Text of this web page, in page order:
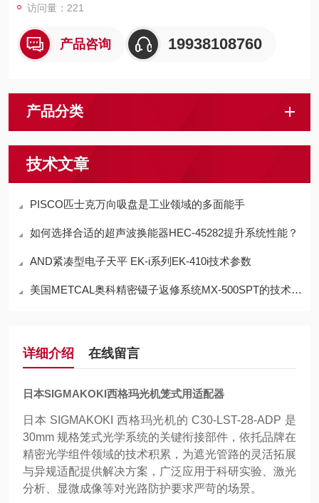
访问量：221
产品咨询 19938108760
产品分类
技术文章
PISCO匹士克​万向吸盘是工业领域的多面能手​
如何选择合适的超声波换能器HEC-45282提升系统性能？
AND紧凑型电子天平 EK-i系列EK-410i技术参数
美国METCAL奥科精密镊子返修系统MX-500SPT的技术参数
详细介绍 在线留言
日本SIGMAKOKI西格玛光机笼式用适配器
日本 SIGMAKOKI 西格玛光机的 C30-LST-28-ADP 是
30mm 规格笼式光学系统的关键衔接部件，依托品牌在
精密光学组件领域的技术积累，为遮光管路的灵活拓展
与异规适配提供解决方案，广泛应用于科研实验、激光
分析、显微成像等对光路防护要求严苛的场景。